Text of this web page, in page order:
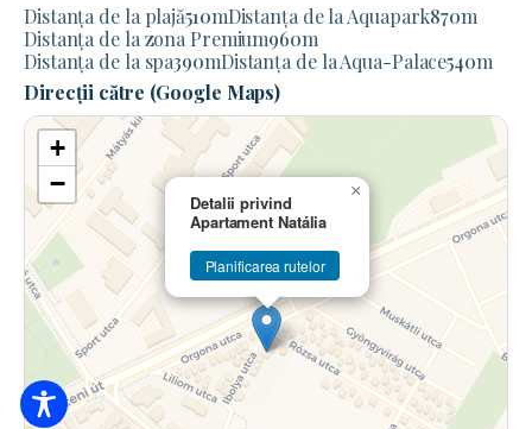
Distanța de la plajă510mDistanța de la Aquapark870m
Distanța de la zona Premium960m
Distanța de la spa390mDistanța de la Aqua-Palace540m
Direcții către (Google Maps)
Detalii privind
Apartament Natália
Planificarea rutelor
×
+
−